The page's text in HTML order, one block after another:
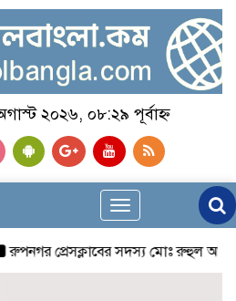
২০২৬, ০৮:২৯ পূর্বাহ্ন
Toggle
navigation
প্রেসক্লাবের সদস্য মোঃ রুহুল আমিন